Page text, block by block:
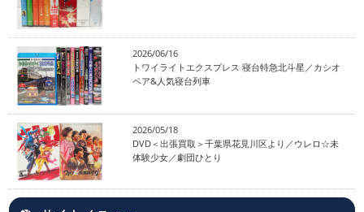
2026/06/16
トワイライトエクスプレス 寝台特急北斗星／カシオ
ペア&人気寝台列車
2026/05/18
DVD＜出張買取＞千葉県花見川区より／ウレロ☆未
体験少女／劇団ひとり